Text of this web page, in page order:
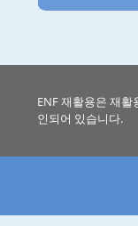
ENF 재활용은 재
인되어 있습니다.